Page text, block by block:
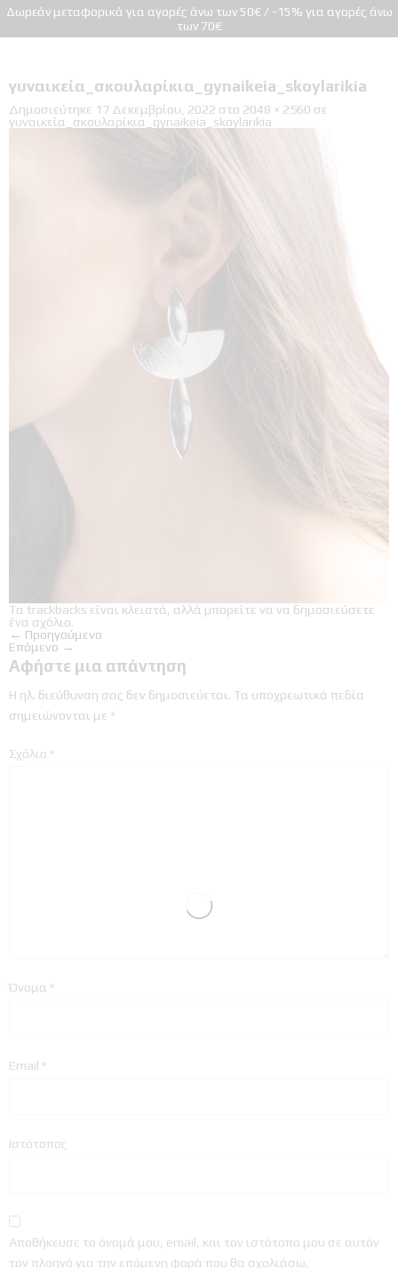
Δωρεάν μεταφορικά για αγορές άνω των 50€ / -15% για αγορές άνω
των 70€
γυναικεία_σκουλαρίκια_gynaikeia_skoylarikia
Δημοσιεύτηκε 17 Δεκεμβρίου, 2022 στο 2048 × 2560 σε
γυναικεία_σκουλαρίκια_gynaikeia_skoylarikia
Τα trackbacks είναι κλειστά, αλλά μπορείτε να να δημοσιεύσετε
ένα σχόλιο.
← Προηγούμενο
Επόμενο →
Αφήστε μια απάντηση
Η ηλ. διεύθυνση σας δεν δημοσιεύεται. Τα υποχρεωτικά πεδία
σημειώνονται με *
Σχόλιο *
Όνομα *
Email *
Ιστότοπος
Αποθήκευσε το όνομά μου, email, και τον ιστότοπο μου σε αυτόν
τον πλοηγό για την επόμενη φορά που θα σχολιάσω.